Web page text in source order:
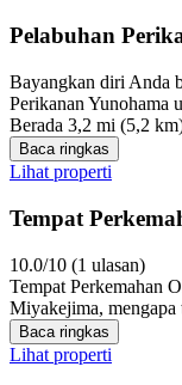
Pelabuhan
Bayangkan diri Anda
Perikanan Yunohama
Berada 3,2 mi (5,2
Baca ringkas
Lihat properti
Tempat
10.0/10 (1 ulasan)
Tempat Perkemahan
Miyakejima, mengapa
Baca ringkas
Lihat properti